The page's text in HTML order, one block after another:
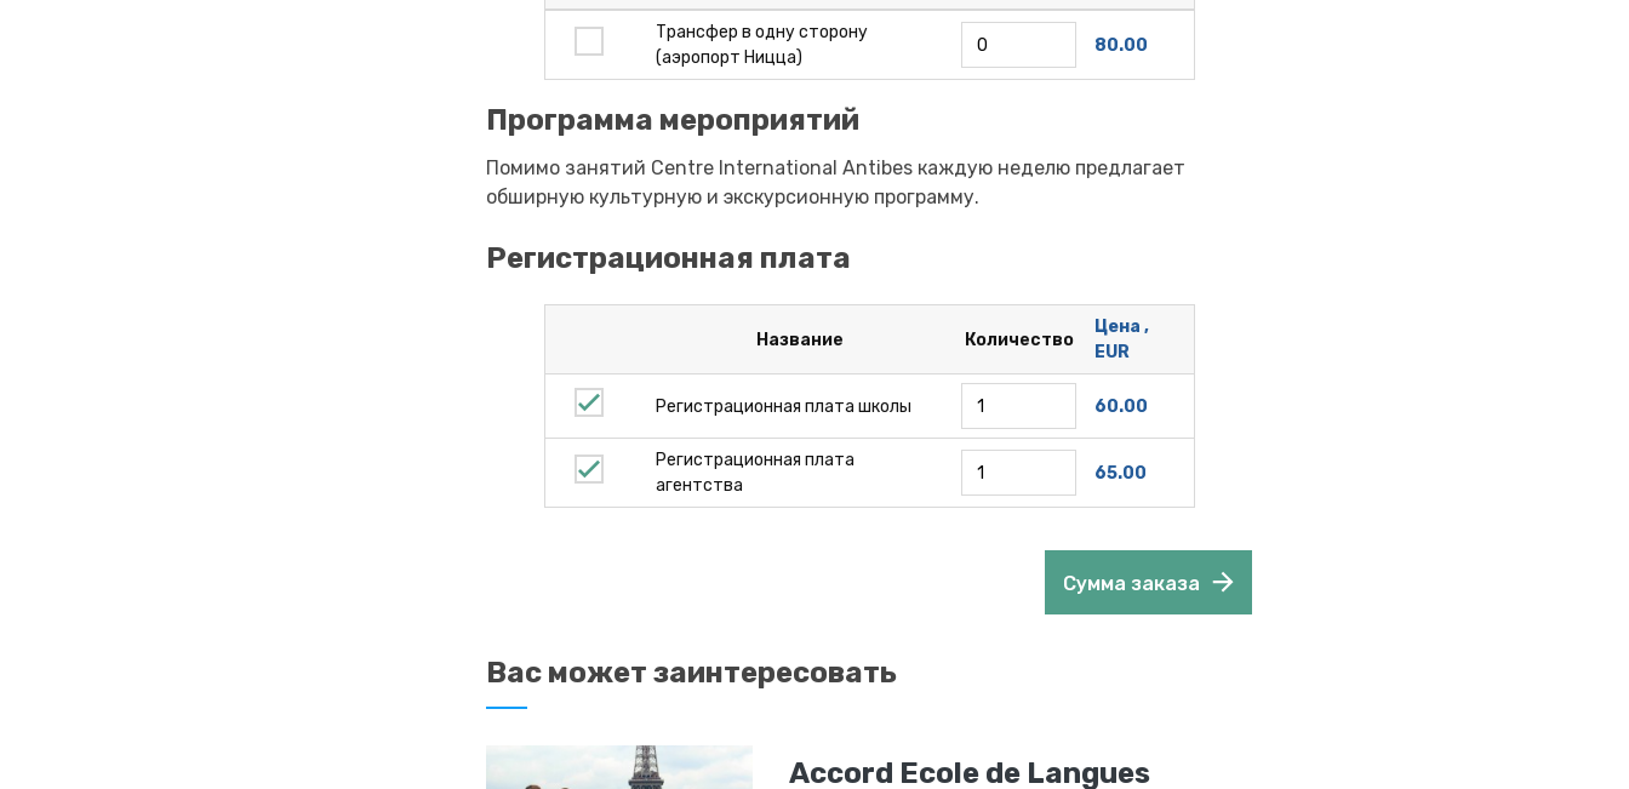
Трансфер в одну сторону
(аэропорт Ницца)
80.00
Программа мероприятий
Помимо занятий Centre International Antibes каждую неделю предлагает
обширную культурную и экскурсионную программу.
Регистрационная плата
Название Количество
Цена ,
EUR
Регистрационная плата школы 60.00
Регистрационная плата
агентства
65.00
Сумма заказа
Вас может заинтересовать
Accord Ecole de Langues